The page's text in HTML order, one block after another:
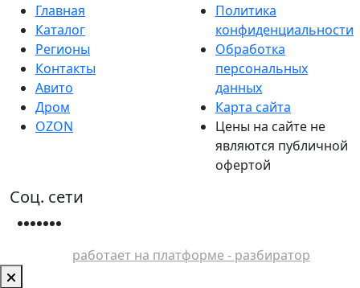
Главная
Каталог
Регионы
Контакты
Авито
Дром
OZON
Политика
конфиденциальности
Обработка
персональных
данных
Карта сайта
Цены на сайте не
являются публичной
офертой
Соц. сети
работает на платформе - разбиратор